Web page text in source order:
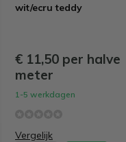
wit/ecru teddy
€ 11,50 per halve
meter
1-5 werkdagen
Vergelijk